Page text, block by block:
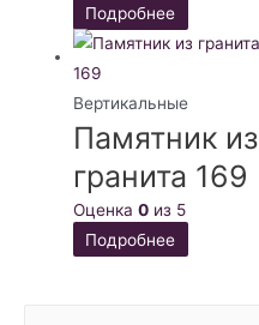
Подробнее
Вертикальные
Памятник из
гранита 169
Оценка0 из 5
Подробнее